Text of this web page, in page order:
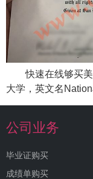
快速在线够买美
大学，英文名
公司业务
毕业证购买
成绩单购买